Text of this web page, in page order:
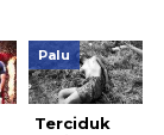
Palu
Terciduk